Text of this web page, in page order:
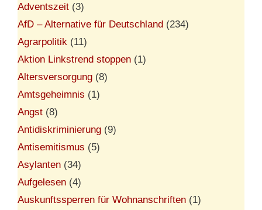
Adventszeit (3)
AfD – Alternative für Deutschland (234)
Agrarpolitik (11)
Aktion Linkstrend stoppen (1)
Altersversorgung (8)
Amtsgeheimnis (1)
Angst (8)
Antidiskriminierung (9)
Antisemitismus (5)
Asylanten (34)
Aufgelesen (4)
Auskunftssperren für Wohnanschriften (1)